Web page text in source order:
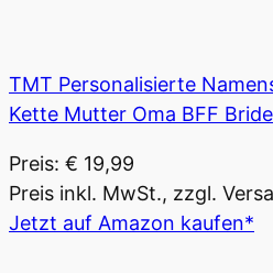
TMT Personalisierte
Kette Mutter Oma BFF
Preis: € 19,99
Preis inkl. MwSt., zzgl.
Jetzt auf Amazon kaufen*